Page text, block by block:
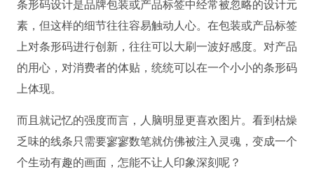
条形码设计是品牌包装或产品标签中经常被忽略的设计元
素，但这样的细节往往容易触动人心。在包装或产品标签
上对条形码进行创新，往往可以大刷一波好感度。对产品
的用心，对消费者的体贴，统统可以在一个小小的条形码
上体现。
而且就记忆的强度而言，人脑明显更喜欢图片。看到枯燥
乏味的线条只需要寥寥数笔就仿佛被注入灵魂，变成一个
个生动有趣的画面，怎能不让人印象深刻呢？